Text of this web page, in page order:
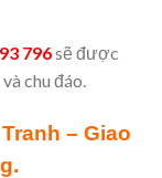
796sẽ được
chu đáo.
– Giao